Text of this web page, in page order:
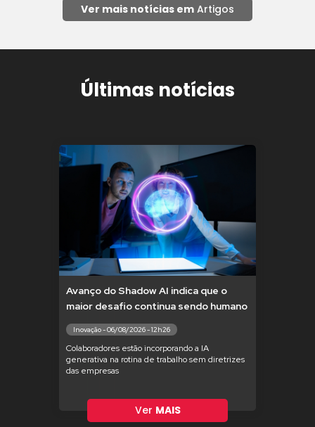
Ver mais notícias em Artigos
Últimas notícias
Avanço do Shadow AI indica que o
maior desafio continua sendo humano
Inovação - 06/08/2026 - 12h26
Colaboradores estão incorporando a IA
generativa na rotina de trabalho sem diretrizes
das empresas
Ver MAIS